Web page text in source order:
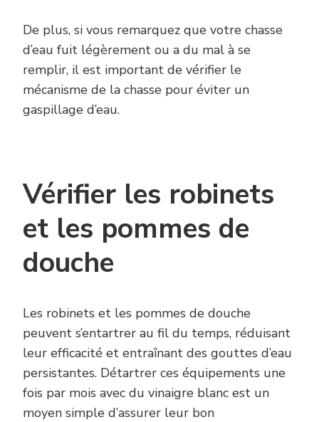
De plus, si vous remarquez que votre chasse
d’eau fuit légèrement ou a du mal à se
remplir, il est important de vérifier le
mécanisme de la chasse pour éviter un
gaspillage d’eau.
Vérifier les robinets
et les pommes de
douche
Les robinets et les pommes de douche
peuvent s’entartrer au fil du temps, réduisant
leur efficacité et entraînant des gouttes d’eau
persistantes. Détartrer ces équipements une
fois par mois avec du vinaigre blanc est un
moyen simple d’assurer leur bon